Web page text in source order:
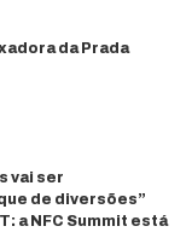
da Prada
vai ser
de diversões”
a NFC Summit está